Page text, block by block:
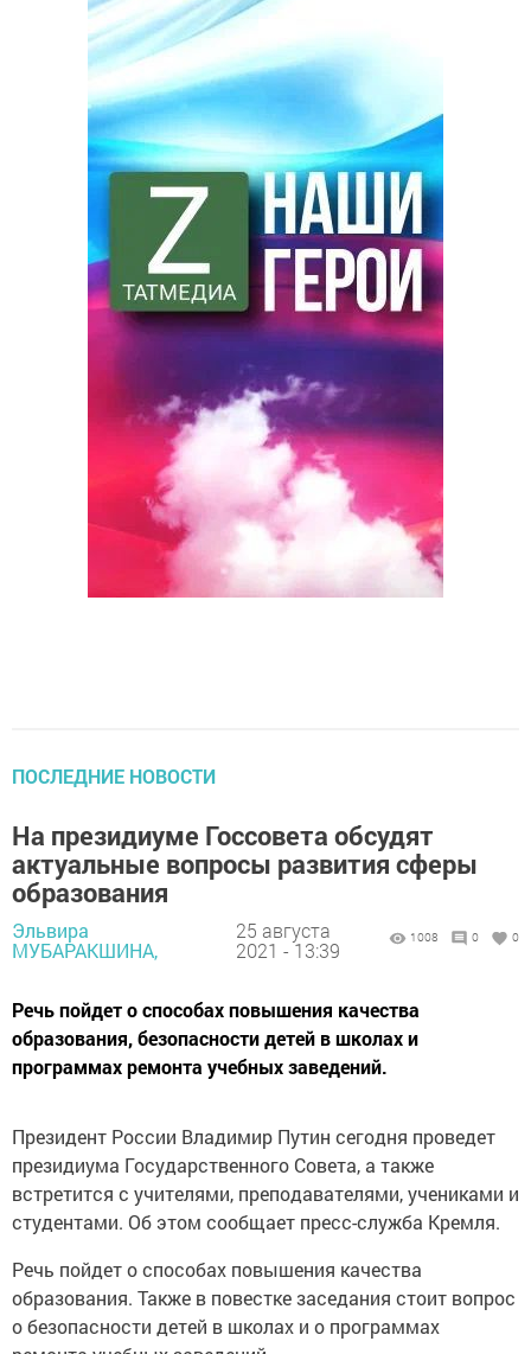
ПОСЛЕДНИЕ НОВОСТИ
На президиуме Госсовета обсудят
актуальные вопросы развития сферы
образования
Эльвира
МУБАРАКШИНА,
25 августа
2021 - 13:39
1008 0 0
Речь пойдет о способах повышения качества
образования, безопасности детей в школах и
программах ремонта учебных заведений.
Президент России Владимир Путин сегодня проведет
президиума Государственного Совета, а также
встретится с учителями, преподавателями, учениками и
студентами. Об этом сообщает пресс-служба Кремля.
Речь пойдет о способах повышения качества
образования. Также в повестке заседания стоит вопрос
о безопасности детей в школах и о программах